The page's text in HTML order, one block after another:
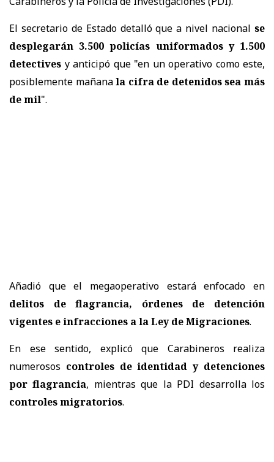
El secretario de Estado detalló que a nivel nacional se
desplegarán 3.500 policías uniformados y 1.500
detectives y anticipó que "en un operativo como este,
posiblemente mañanala cifra de detenidos sea más
de mil".
Añadió que el megaoperativo estará enfocado en
delitos de flagrancia, órdenes de detención
vigentes e infracciones a la Ley de Migraciones.
En ese sentido, explicó que Carabineros realiza
numerosos controles de identidad y detenciones
por flagrancia, mientras que la PDI desarrolla los
controles migratorios.